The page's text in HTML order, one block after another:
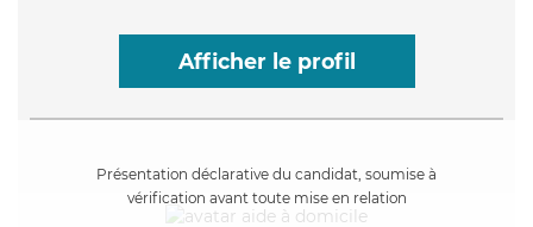
Afficher le profil
Présentation déclarative du candidat, soumise à
vérification avant toute mise en relation